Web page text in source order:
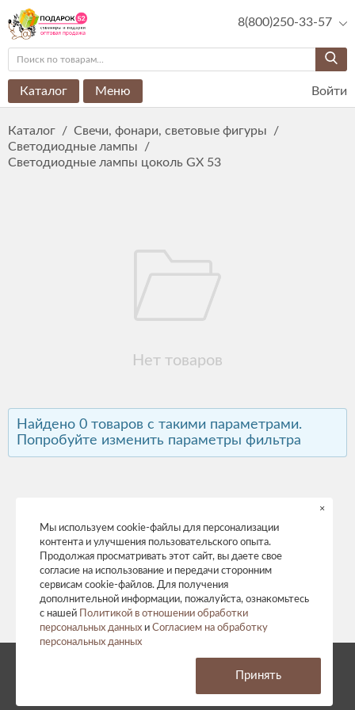
8(800)250-33-57
Каталог Меню Войти
Каталог / Свечи, фонари, световые фигуры
/
Светодиодные лампы
/
Светодиодные лампы цоколь GX 53
Нет товаров
Найдено 0 товаров с такими параметрами.
Попробуйте изменить параметры фильтра
© 2026 год. Все права защищены.
Согласие на обработку персональных данных
Мы используем cookie-файлы для персонализации
контента и улучшения пользовательского опыта.
Продолжая просматривать этот сайт, вы даете свое
согласие на использование и передачи сторонним
сервисам cookie-файлов. Для получения
дополнительной информации, пожалуйста, ознакомьтесь
с нашей
Политикой в отношении обработки
персональных данных и Согласием на обработку
персональных данных
×
Принять